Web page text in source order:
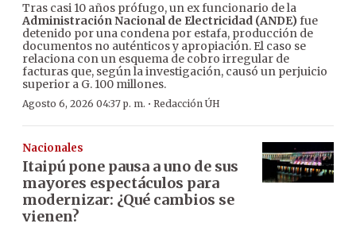
Tras casi 10 años prófugo, un ex funcionario de la
Administración Nacional de Electricidad (ANDE)fue
detenido por una condena por estafa, producción de
documentos no auténticos y apropiación. El caso se
relaciona con un esquema de cobro irregular de
facturas que, según la investigación, causó un perjuicio
superior a G. 100 millones.
Agosto 6, 2026 04:37 p. m. · Redacción ÚH
Nacionales
Itaipú pone pausa a uno de sus
mayores espectáculos para
modernizar: ¿Qué cambios se
vienen?